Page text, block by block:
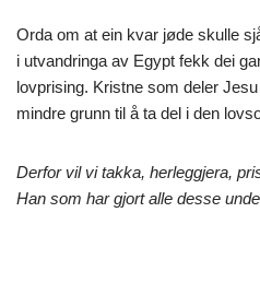
Orda om at ein kvar jøde skulle
i utvandringa av Egypt fekk dei
lovprising. Kristne som deler
mindre grunn til å ta del i den
Derfor vil vi takka, herleggjera,
Han som har gjort alle desse